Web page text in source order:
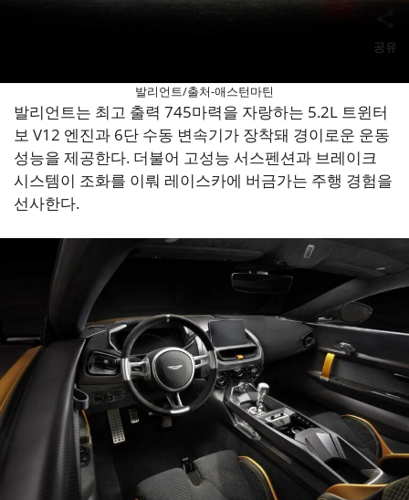
발리언트/출처-애스턴마틴
발리언트는 최고 출력 745마력을 자랑하는 5.2L 트윈터
보 V12 엔진과 6단 수동 변속기가 장착돼 경이로운 운동
성능을 제공한다. 더불어 고성능 서스펜션과 브레이크
시스템이 조화를 이뤄 레이스카에 버금가는 주행 경험을
선사한다.
공유